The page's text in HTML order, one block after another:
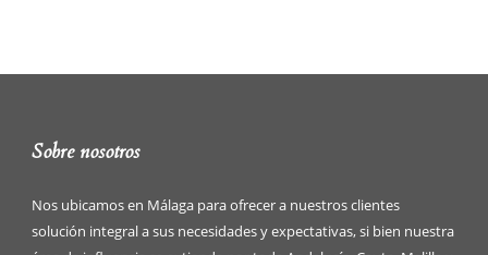
Sobre nosotros
Nos ubicamos en Málaga para ofrecer a nuestros clientes
solución integral a sus necesidades y expectativas, si bien nuestra